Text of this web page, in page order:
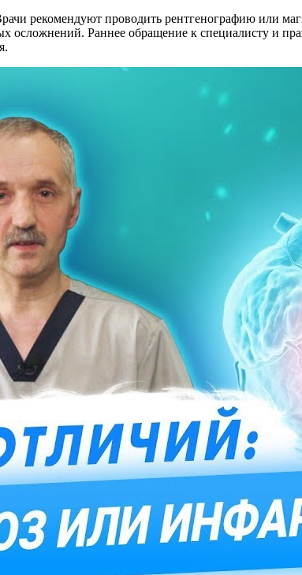
рекомендуют проводить рентгенографию или
осложнений. Раннее обращение к специалисту и